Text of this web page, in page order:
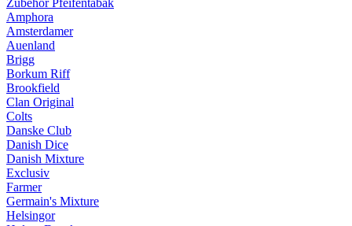
Zubehör Pfeifentabak
Amphora
Amsterdamer
Auenland
Brigg
Borkum Riff
Brookfield
Clan Original
Colts
Danske Club
Danish Dice
Danish Mixture
Exclusiv
Farmer
Germain's Mixture
Helsingor